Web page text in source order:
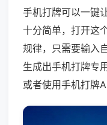
手机打牌可以一键
十分简单，打开这
规律，只需要输入
生成出手机打牌专
或者使用手机打牌